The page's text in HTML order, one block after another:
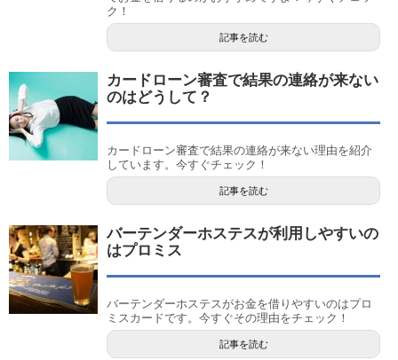
ク！
記事を読む
カードローン審査で結果の連絡が来ない
のはどうして？
カードローン審査で結果の連絡が来ない理由を紹介
しています。今すぐチェック！
記事を読む
バーテンダーホステスが利用しやすいの
はプロミス
バーテンダーホステスがお金を借りやすいのはプロ
ミスカードです。今すぐその理由をチェック！
記事を読む